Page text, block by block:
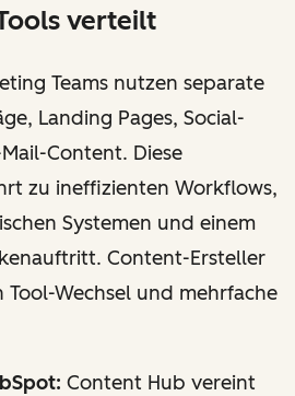
verteilt
Teams nutzen separate
Landing Pages, Social-
Content. Diese
zu ineffizienten Workflows,
Systemen und einem
Content-Ersteller
Wechsel und mehrfache
Content Hub vereint